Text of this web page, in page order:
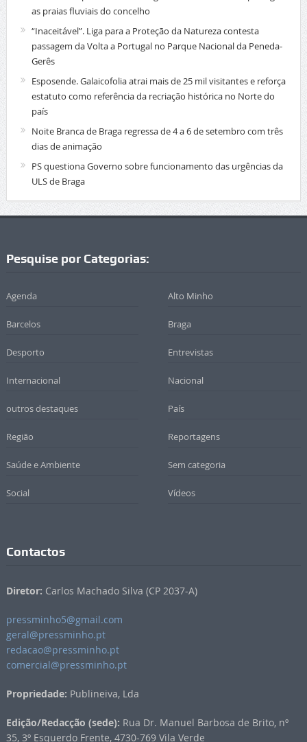
as praias fluviais do concelho
“Inaceitável”. Liga para a Proteção da Natureza contesta
passagem da Volta a Portugal no Parque Nacional da Peneda-
Gerês
Esposende. Galaicofolia atrai mais de 25 mil visitantes e reforça
estatuto como referência da recriação histórica no Norte do
país
Noite Branca de Braga regressa de 4 a 6 de setembro com três
dias de animação
PS questiona Governo sobre funcionamento das urgências da
ULS de Braga
Pesquise por Categorias:
Agenda Alto Minho
Barcelos Braga
Desporto Entrevistas
Internacional Nacional
outros destaques País
Região Reportagens
Saúde e Ambiente Sem categoria
Social Vídeos
Contactos
Diretor: Carlos Machado Silva (CP 2037-A)
pressminho5@gmail.com
geral@pressminho.pt
redacao@pressminho.pt
comercial@pressminho.pt
Propriedade: Publineiva, Lda
Edição/Redacção (sede): Rua Dr. Manuel Barbosa de Brito, nº
35, 3º Esquerdo Frente, 4730-769 Vila Verde